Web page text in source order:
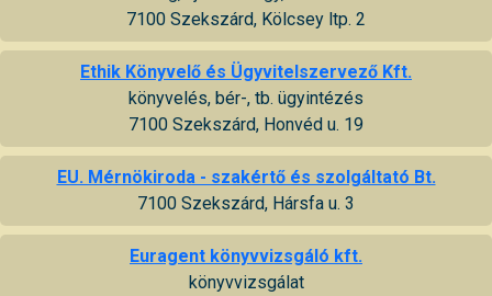
7100 Szekszárd, Kölcsey ltp. 2
Ethik Könyvelő és Ügyvitelszervező Kft.
könyvelés, bér-, tb. ügyintézés
7100 Szekszárd, Honvéd u. 19
EU. Mérnökiroda - szakértő és szolgáltató Bt.
7100 Szekszárd, Hársfa u. 3
Euragent könyvvizsgáló kft.
könyvvizsgálat